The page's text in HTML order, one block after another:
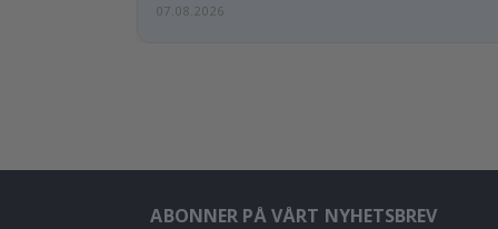
07.08.2026
ABONNER PÅ VÅRT NYHETSBREV